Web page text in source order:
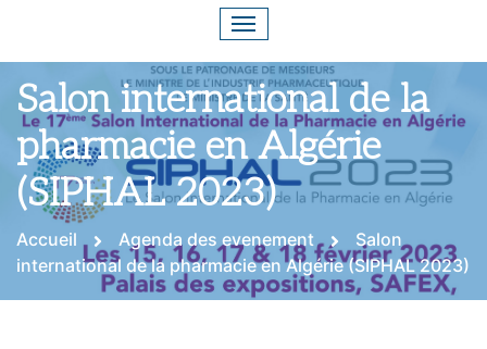
Salon international de la
pharmacie en Algérie
(SIPHAL 2023)
Accueil Agenda des evenement
Salon
international de la pharmacie en Algérie (SIPHAL 2023)